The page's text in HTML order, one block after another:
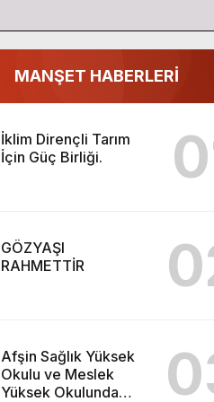
MANŞET HABERLERİ
İklim Dirençli Tarım
İçin Güç Birliği.
GÖZYAŞI
RAHMETTİR
Afşin Sağlık Yüksek
Okulu ve Meslek
Yüksek Okulunda